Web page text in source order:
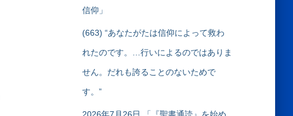
信仰」
(663) “あなたがたは信仰によって救わ
れたのです。…行いによるのではありま
せん。だれも誇ることのないためで
す。”